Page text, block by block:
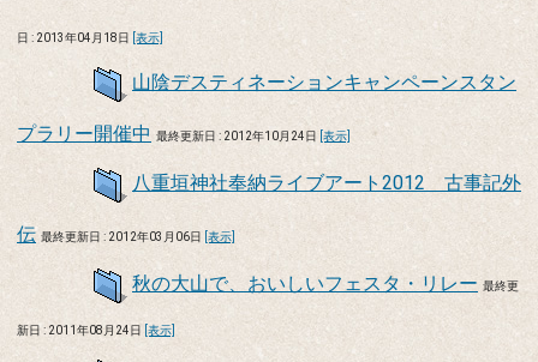
日 : 2013年04月18日 [表示]
山陰デスティネーションキャンペーンスタン
プラリー開催中 最終更新日 : 2012年10月24日 [表示]
八重垣神社奉納ライブアート2012 古事記外
伝 最終更新日 : 2012年03月06日 [表示]
秋の大山で、おいしいフェスタ・リレー 最終更
新日 : 2011年08月24日 [表示]